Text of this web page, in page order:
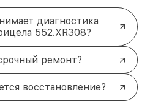
диагностика
552.XR308?
ремонт?
восстановление?